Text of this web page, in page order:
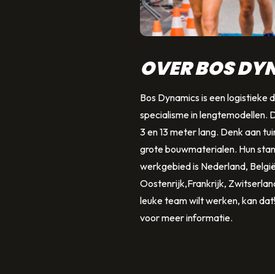
OVER BOS
Bos Dynamics is een logistieke
specialisme in lengtemodellen.
3 en 13 meter lang. Denk aan
grote bouwmaterialen. Hun
werkgebied is Nederland,
Oostenrijk,Frankrijk,
leuke team wilt werken, kan
voor meer informatie.